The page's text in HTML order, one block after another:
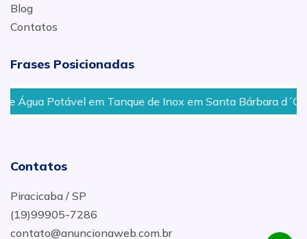
Blog
Contatos
Frases Posicionadas
em Tanque de Inox em Santa Bárbara d´Oeste
Contatos
Piracicaba / SP
(19)99905-7286
contato@anuncionaweb.com.br